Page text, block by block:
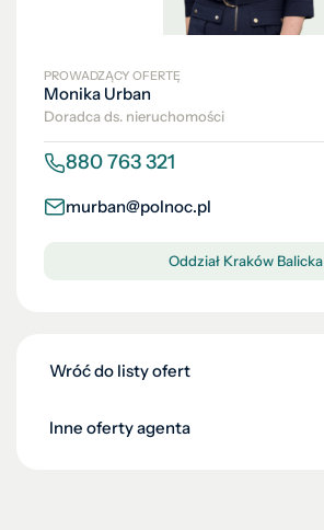
PROWADZĄCY OFERTĘ
Monika Urban
Doradca ds. nieruchomości
880 763 321
murban@polnoc.pl
Oddział Kraków Balicka
Wróć do listy ofert
Inne oferty agenta